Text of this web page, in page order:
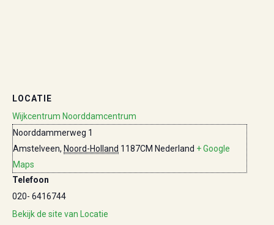
LOCATIE
Wijkcentrum Noorddamcentrum
Noorddammerweg 1
Amstelveen, Noord-Holland 1187CM Nederland + Google
Maps
Telefoon
020- 6416744
Bekijk de site van Locatie